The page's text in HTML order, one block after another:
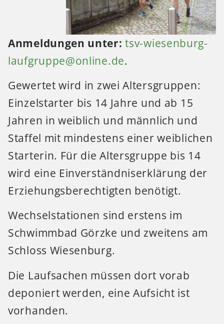
Anmeldungen unter: tsv-wiesenburg-
laufgruppe@online.de.
Gewertet wird in zwei Altersgruppen:
Einzelstarter bis 14 Jahre und ab 15
Jahren in weiblich und männlich und
Staffel mit mindestens einer weiblichen
Starterin. Für die Altersgruppe bis 14
wird eine Einverständniserklärung der
Erziehungsberechtigten benötigt.
Wechselstationen sind erstens im
Schwimmbad Görzke und zweitens am
Schloss Wiesenburg.
Die Laufsachen müssen dort vorab
deponiert werden, eine Aufsicht ist
vorhanden.